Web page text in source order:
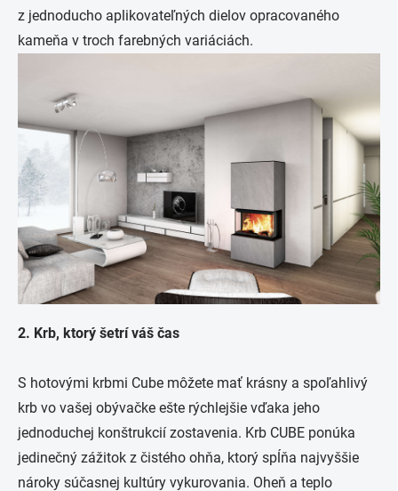
z jednoducho aplikovateľných dielov opracovaného
kameňa v troch farebných variáciách.
2. Krb, ktorý šetrí váš čas
S hotovými krbmi Cube môžete mať krásny a spoľahlivý
krb vo vašej obývačke ešte rýchlejšie vďaka jeho
jednoduchej konštrukcií zostavenia. Krb CUBE ponúka
jedinečný zážitok z čistého ohňa, ktorý spĺňa najvyššie
nároky súčasnej kultúry vykurovania. Oheň a teplo